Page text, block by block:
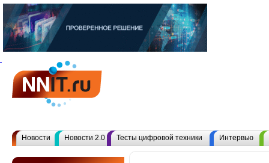
Новости Новости 2.0 Тесты цифровой техники Интервью